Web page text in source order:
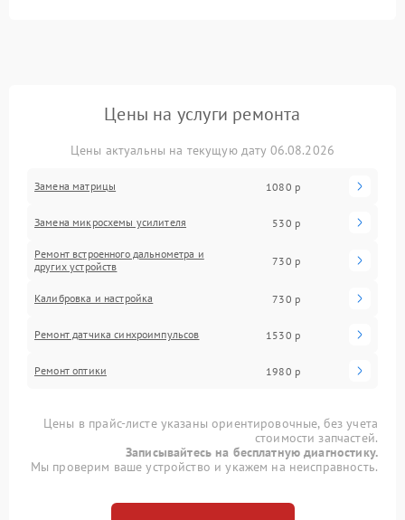
Цены на услуги ремонта
Цены актуальны на текущую дату 06.08.2026
Замена матрицы 1080 р
Замена микросхемы усилителя 530 р
Ремонт встроенного дальнометра и
других устройств
730 р
Калибровка и настройка 730 р
Ремонт датчика синхроимпульсов 1530 р
Ремонт оптики 1980 р
Цены в прайс-листе указаны ориентировочные, без учета
стоимости запчастей.
Записывайтесь на бесплатную диагностику.
Мы проверим ваше устройство и укажем на неисправность.